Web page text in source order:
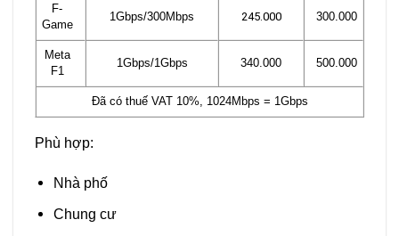
F-
Game
1Gbps/300Mbps 245.000 300.000
Meta
F1
1Gbps/1Gbps 340.000 500.000
Đã có thuế VAT 10%, 1024Mbps = 1Gbps
Phù hợp:
Nhà phố
Chung cư